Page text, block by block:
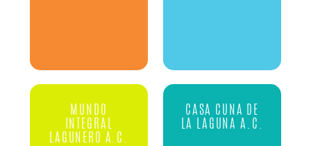
MUNDO
INTEGRAL
LAGUNERO A.C.
CASA CUNA DE
LA LAGUNA A.C.